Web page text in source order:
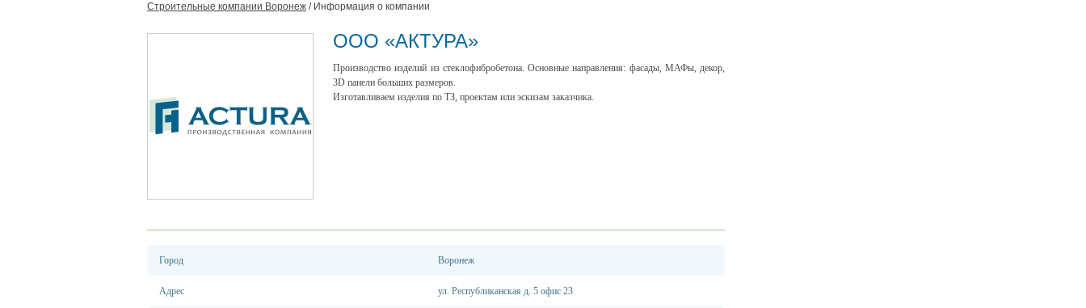
Строительные компании Воронеж / Информация о компании
ООО «АКТУРА»
Производство изделий из стеклофибробетона. Основные направления: фасады, МАФы, декор,
3D панели больших размеров.
Изготавливаем изделия по ТЗ, проектам или эскизам заказчика.
Город Воронеж
Адрес ул. Республиканская д. 5 офис 23